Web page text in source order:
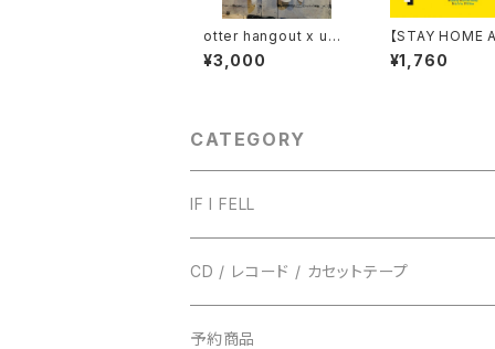
otter hangout x umi
tachi コラボTシャツ
¥3,000
【STAY HOME
E】STAY
NE
¥1,760
CATEGORY
IF I FELL
CD / レコード / カセットテープ
TRUST RECORDS
予約商品